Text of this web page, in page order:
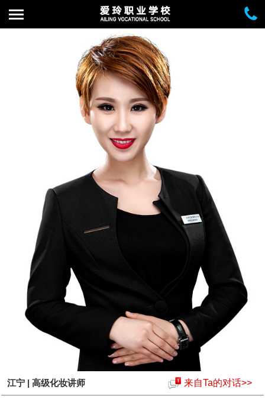
江宁 | 高级化妆讲师 来自Ta的对话>>